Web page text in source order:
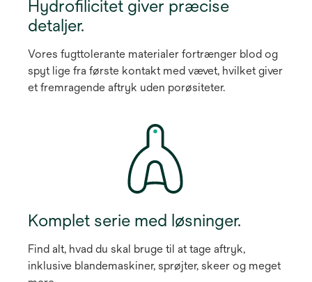
Hydrofilicitet giver præcise
detaljer.
Vores fugttolerante materialer fortrænger blod og
spyt lige fra første kontakt med vævet, hvilket giver
et fremragende aftryk uden porøsiteter.
Komplet serie med løsninger.
Find alt, hvad du skal bruge til at tage aftryk,
inklusive blandemaskiner, sprøjter, skeer og meget